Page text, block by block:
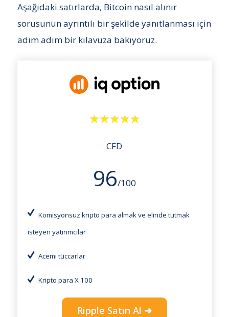
Aşağıdaki satırlarda, Bitcoin nasıl alınır
sorusunun ayrıntılı bir şekilde yanıtlanması için
adım adım bir kılavuza bakıyoruz.
CFD
96/100
Komisyonsuz kripto para almak ve elinde tutmak
isteyen yatırımcılar
Acemi tüccarlar
Kripto para X 100
Ripple Satın Al ➜